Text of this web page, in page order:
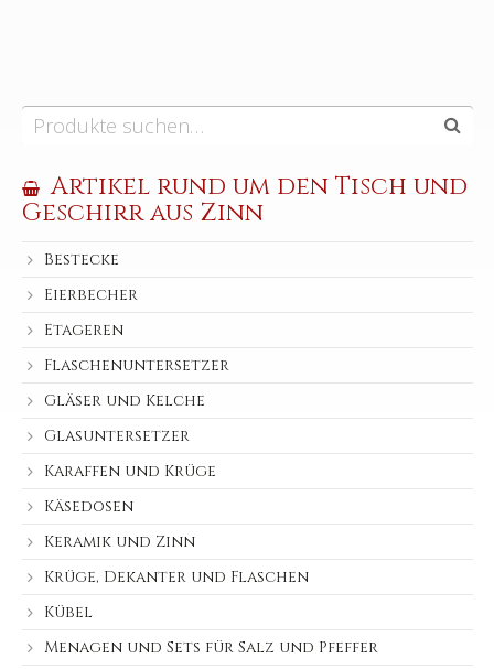
Artikel rund um den Tisch und
Geschirr aus Zinn
Bestecke
Eierbecher
Etageren
Flaschenuntersetzer
Gläser und Kelche
Glasuntersetzer
Karaffen und Krüge
Käsedosen
Keramik und Zinn
Krüge, Dekanter und Flaschen
Kübel
Menagen und Sets für Salz und Pfeffer